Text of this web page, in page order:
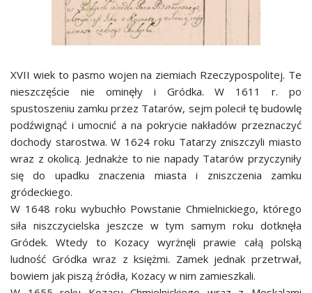
XVII wiek to pasmo wojen na ziemiach Rzeczypospolitej. Te
nieszczęście nie ominęły i Gródka. W 1611 r. po
spustoszeniu zamku przez Tatarów, sejm polecił tę budowlę
podźwignąć i umocnić a na pokrycie nakładów przeznaczyć
dochody starostwa. W 1624 roku Tatarzy zniszczyli miasto
wraz z okolicą. Jednakże to nie napady Tatarów przyczyniły
się do upadku znaczenia miasta i zniszczenia zamku
gródeckiego.
W 1648 roku wybuchło Powstanie Chmielnickiego, którego
siła niszczycielska jeszcze w tym samym roku dotknęła
Gródek. Wtedy to Kozacy wyrżnęli prawie całą polską
ludność Gródka wraz z księżmi. Zamek jednak przetrwał,
bowiem jak piszą źródła, Kozacy w nim zamieszkali.